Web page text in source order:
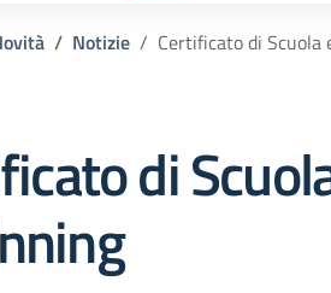
Notizie Certificato di Scuola
di